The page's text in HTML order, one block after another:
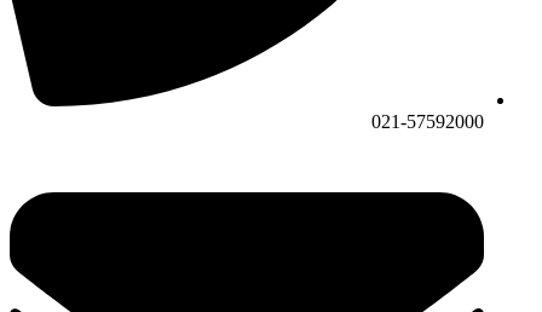
021-57592000